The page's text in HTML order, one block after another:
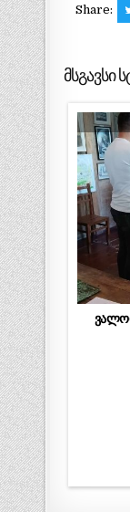
Share:
მსგავსი